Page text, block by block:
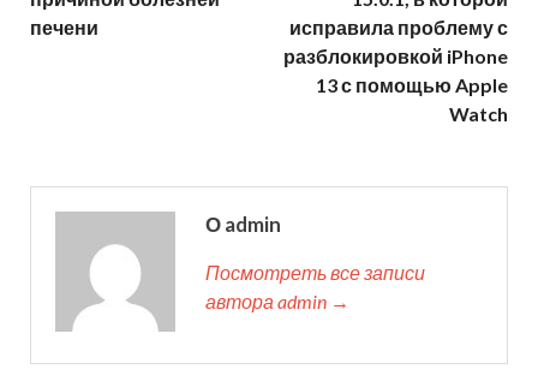
печени
исправила проблему с
разблокировкой iPhone
13 с помощью Apple
Watch
О admin
Посмотреть все записи
автора admin →